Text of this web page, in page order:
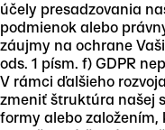
účely presadzovania
podmienok alebo
záujmy na ochrane
ods. 1 písm. f) GDPR
V rámci ďalšieho
zmeniť štruktúra našej
formy alebo